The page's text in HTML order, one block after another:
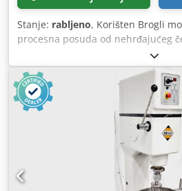
Stanje: rabljeno, Korišten Brogli
procesna posuda od nehrđajućeg
Brogli - Model: MH-5 Posuda: -
6,8 litara - Radni kapacitet
Aezbuibsfisrf - Radni tlak posude:
omotača: 1 bar Miješalni sustav
miješalica s lopaticama za
miješalica - (1) sustav
upravljačku ploču - jedinicu za
podizanje/spuštanje posude
kotača Tehničke specifikacije:
Kapacitet: 5 Materijal izrade: AISI